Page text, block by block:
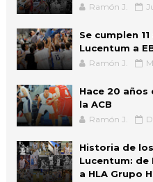
Ramón J.
Se cumplen
Lucentum a
Ramón J.
Hace 20 años
la ACB
Ramón J.
Historia de
Lucentum:
a HLA Grupo